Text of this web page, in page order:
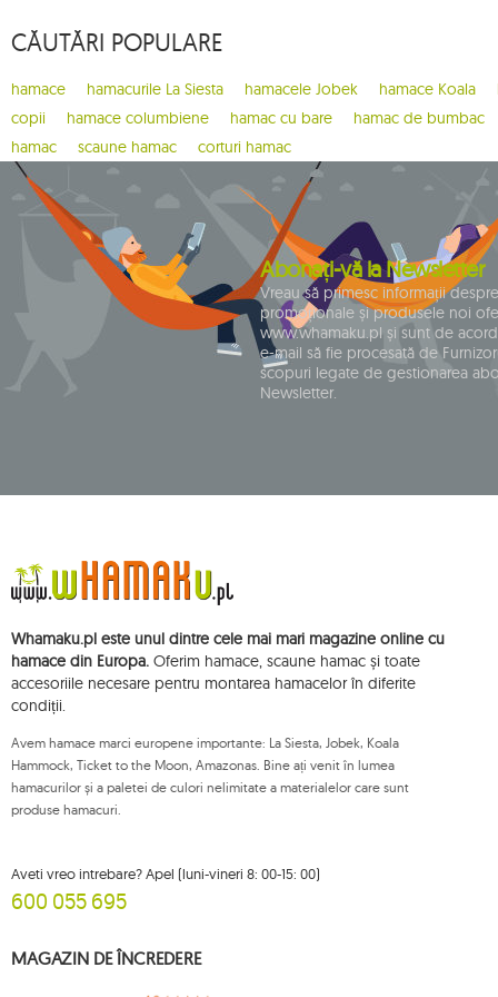
bugnet
california
carello baby
casa mount
chain
chaise rocker 1
1
1
classic fly 1
2
dockside
domo
double 3
dream 5
easy + 1
eco-friendly hammock 1
fat
florencia
garden
CĂUTĂRI POPULARE
hamace hamacurile La Siesta hamacele Jobek hamace Koala
copii
hamace columbiene hamac cu bare hamac de bumbac
hamac
scaune hamac corturi hamac
Abonați-vă la Newsletter
Vreau să primesc informații
promoționale și produsele noi
www.whamaku.pl și sunt de
e-mail să fie procesată de
scopuri legate de gestionarea
Newsletter.
Whamaku.pl este unul dintre cele mai mari magazine online cu
hamace din Europa. Oferim hamace, scaune hamac și toate
accesoriile necesare pentru montarea hamacelor în diferite
condiții.
Avem hamace marci europene importante: La Siesta, Jobek, Koala
Hammock, Ticket to the Moon, Amazonas. Bine ați venit în lumea
hamacurilor și a paletei de culori nelimitate a materialelor care sunt
produse hamacuri.
Aveti vreo intrebare? Apel (luni-vineri 8: 00-15: 00)
600 055 695
MAGAZIN DE ÎNCREDERE